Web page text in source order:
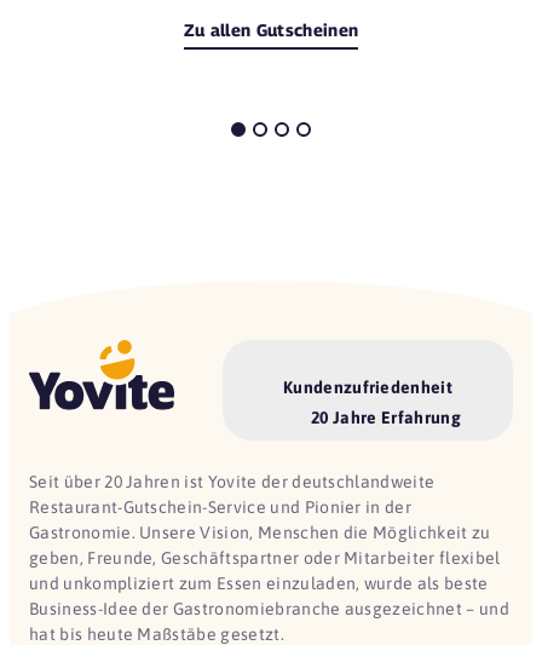
Zu allen Gutscheinen
Kundenzufriedenheit
20 Jahre Erfahrung
Seit über 20 Jahren ist Yovite der deutschlandweite
Restaurant-Gutschein-Service und Pionier in der
Gastronomie. Unsere Vision, Menschen die Möglichkeit zu
geben, Freunde, Geschäftspartner oder Mitarbeiter flexibel
und unkompliziert zum Essen einzuladen, wurde als beste
Business-Idee der Gastronomiebranche ausgezeichnet – und
hat bis heute Maßstäbe gesetzt.